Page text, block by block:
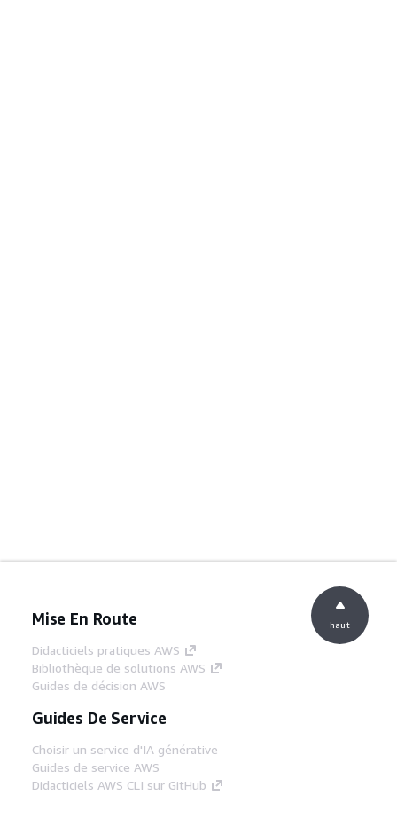
Mise En Route
Didacticiels pratiques AWS
Bibliothèque de solutions AWS
Guides de décision AWS
Guides De Service
Choisir un service d'IA générative
Guides de service AWS
Didacticiels AWS CLI sur GitHub
haut